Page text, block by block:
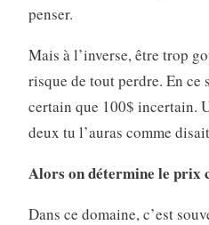
penser.
Mais à l’inverse, être trop
risque de tout perdre. En ce
certain que 100$ incertain.
deux tu l’auras comme disait
Alors on détermine le prix
Dans ce domaine, c’est